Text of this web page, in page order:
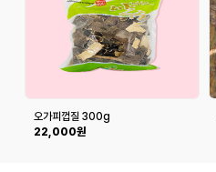
오가피껍질 300g
22,000원